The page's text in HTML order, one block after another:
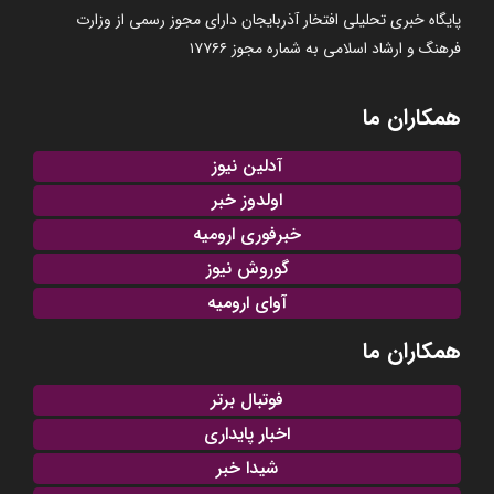
پایگاه خبری تحلیلی افتخار آذربایجان دارای مجوز رسمی از وزارت
فرهنگ و ارشاد اسلامی به شماره مجوز ۱۷۷۶۶
همکاران ما
آدلین نیوز
اولدوز خبر
خبرفوری ارومیه
گوروش نیوز
آوای ارومیه
همکاران ما
فوتبال برتر
اخبار پایداری
شیدا خبر